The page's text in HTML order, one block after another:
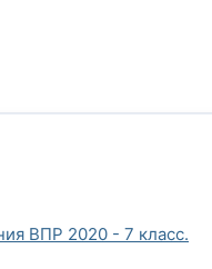
ВПР 2020 - 7 класс.